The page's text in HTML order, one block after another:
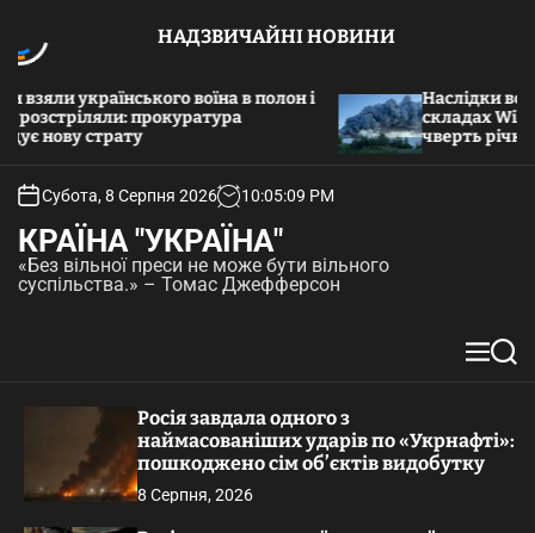
НАДЗВИЧАЙНІ НОВИНИ
українського воїна в полон і
прокуратура
нову страту
Наслідки все
складах
чверть річного
Субота, 8 Серпня 2026 10:05:10 PM
КРАЇНА "УКРАЇНА"
«Без вільної преси не може бути вільного
суспільства.» – Томас Джефферсон
МП
к
Росія завдала одного з
наймасованіших ударів по «Укрнафті»:
пошкоджено сім об’єктів видобутку
8 Серпня, 2026